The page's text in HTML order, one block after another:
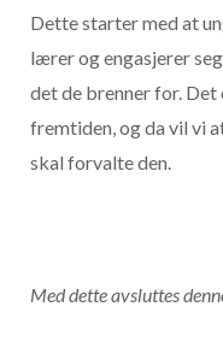
Dette starter med at
lærer og engasjerer
det de brenner for. Det
fremtiden, og da vil vi
skal forvalte den.
Med dette avsluttes